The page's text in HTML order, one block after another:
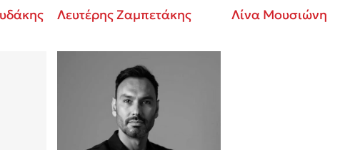
Λευτέρης Ζαμπετάκης Λίνα Μουσιώνη